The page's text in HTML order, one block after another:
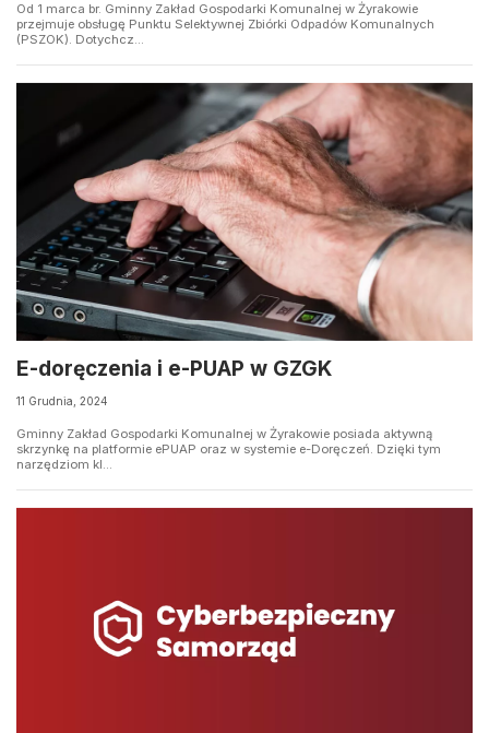
Od 1 marca br. Gminny Zakład Gospodarki Komunalnej w Żyrakowie
przejmuje obsługę Punktu Selektywnej Zbiórki Odpadów Komunalnych
(PSZOK). Dotychcz...
E-doręczenia i e-PUAP w GZGK
11 Grudnia, 2024
Gminny Zakład Gospodarki Komunalnej w Żyrakowie posiada aktywną
skrzynkę na platformie ePUAP oraz w systemie e-Doręczeń. Dzięki tym
narzędziom kl...